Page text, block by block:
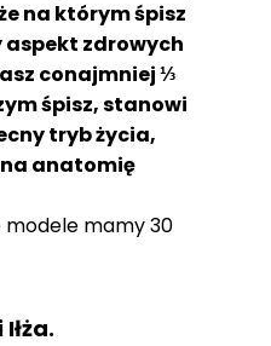
na którym śpisz
zdrowych
conajmniej ⅓
śpisz, stanowi
tryb życia,
anatomię
mamy 30